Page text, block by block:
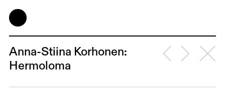
Anna-Stiina Korhonen:
Hermoloma